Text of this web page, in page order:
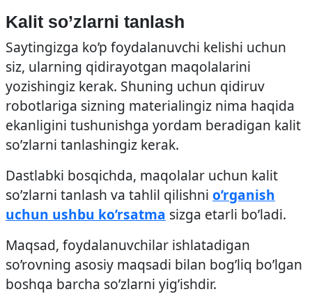
Kalit so’zlarni tanlash
Saytingizga ko’p foydalanuvchi kelishi uchun
siz, ularning qidirayotgan maqolalarini
yozishingiz kerak. Shuning uchun qidiruv
robotlariga sizning materialingiz nima haqida
ekanligini tushunishga yordam beradigan kalit
so’zlarni tanlashingiz kerak.
Dastlabki bosqichda, maqolalar uchun kalit
so’zlarni tanlash va tahlil qilishni o’rganish
uchun ushbu ko’rsatma sizga etarli bo’ladi.
Maqsad, foydalanuvchilar ishlatadigan
so’rovning asosiy maqsadi bilan bog’liq bo’lgan
boshqa barcha so’zlarni yig’ishdir.